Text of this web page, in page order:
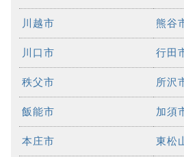
川越市 熊谷
川口市 行田
秩父市 所沢
飯能市 加須
本庄市 東松